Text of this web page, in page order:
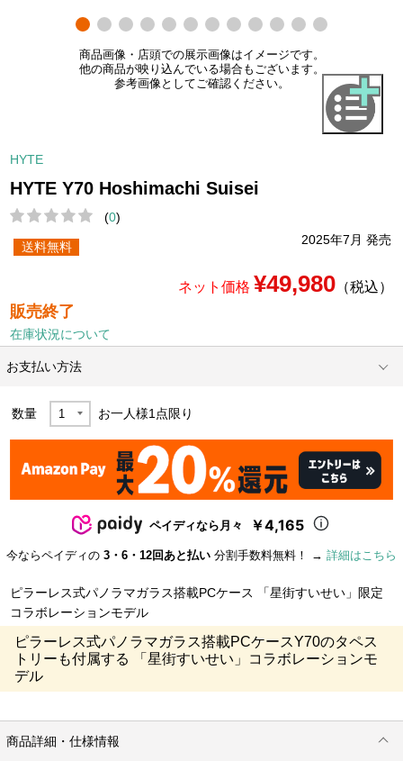
商品画像・店頭での展示画像はイメージです。
他の商品が映り込んでいる場合もございます。
参考画像としてご確認ください。
HYTE
HYTE Y70 Hoshimachi Suisei
(0)
2025年7月 発売
送料無料
ネット価格 ¥49,980（税込）
販売終了
在庫状況について
お支払い方法
数量 お一人様1点限り
ペイディなら月々 ￥4,165
今ならペイディの 3・6・12回あと払い 分割手数料無料！ → 詳細はこちら
ピラーレス式パノラマガラス搭載PCケース 「星街すいせい」限定
コラボレーションモデル
ピラーレス式パノラマガラス搭載PCケースY70のタペス
トリーも付属する 「星街すいせい」コラボレーションモ
デル
商品詳細・仕様情報